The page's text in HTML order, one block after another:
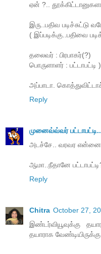
ஏன் ?..
இரு..பதிவ படிச்சுட்டு
( இப்படிக்கு..பதிவை
தலைவர் : பிரபாகர்(?)
பொருளாளர் : பட்டாபட்டி )
அப்பாடா.
Reply
முனைவ்வ்வர்
அடச்சே.. வரவர என்னைய
ஆமா..நீதானே
Reply
Chitra October 27,
இண்டர்வியூவுக்கு
தயாராக